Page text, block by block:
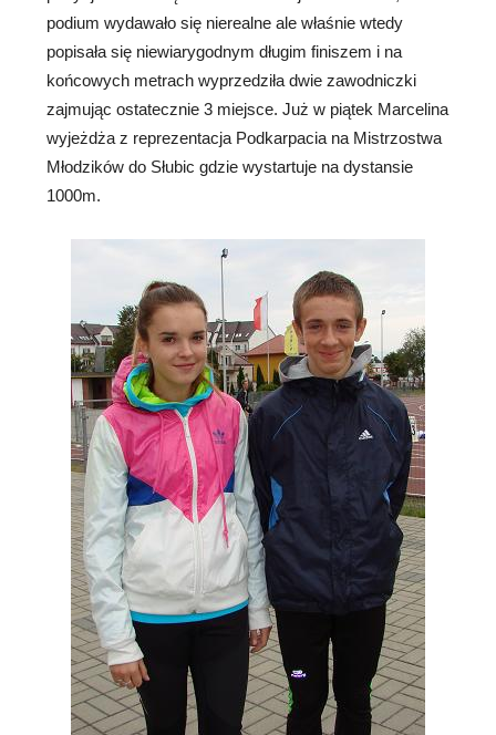
podium wydawało się nierealne ale właśnie wtedy
popisała się niewiarygodnym długim finiszem i na
końcowych metrach wyprzedziła dwie zawodniczki
zajmując ostatecznie 3 miejsce. Już w piątek Marcelina
wyjeżdża z reprezentacja Podkarpacia na Mistrzostwa
Młodzików do Słubic gdzie wystartuje na dystansie
1000m.